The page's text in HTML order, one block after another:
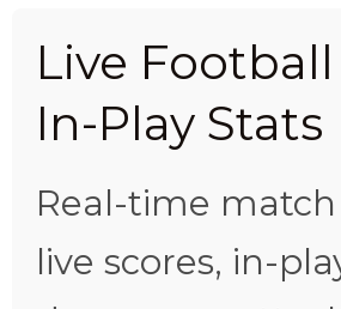
Live
In-Play Stats
Real-time
live scores, in-